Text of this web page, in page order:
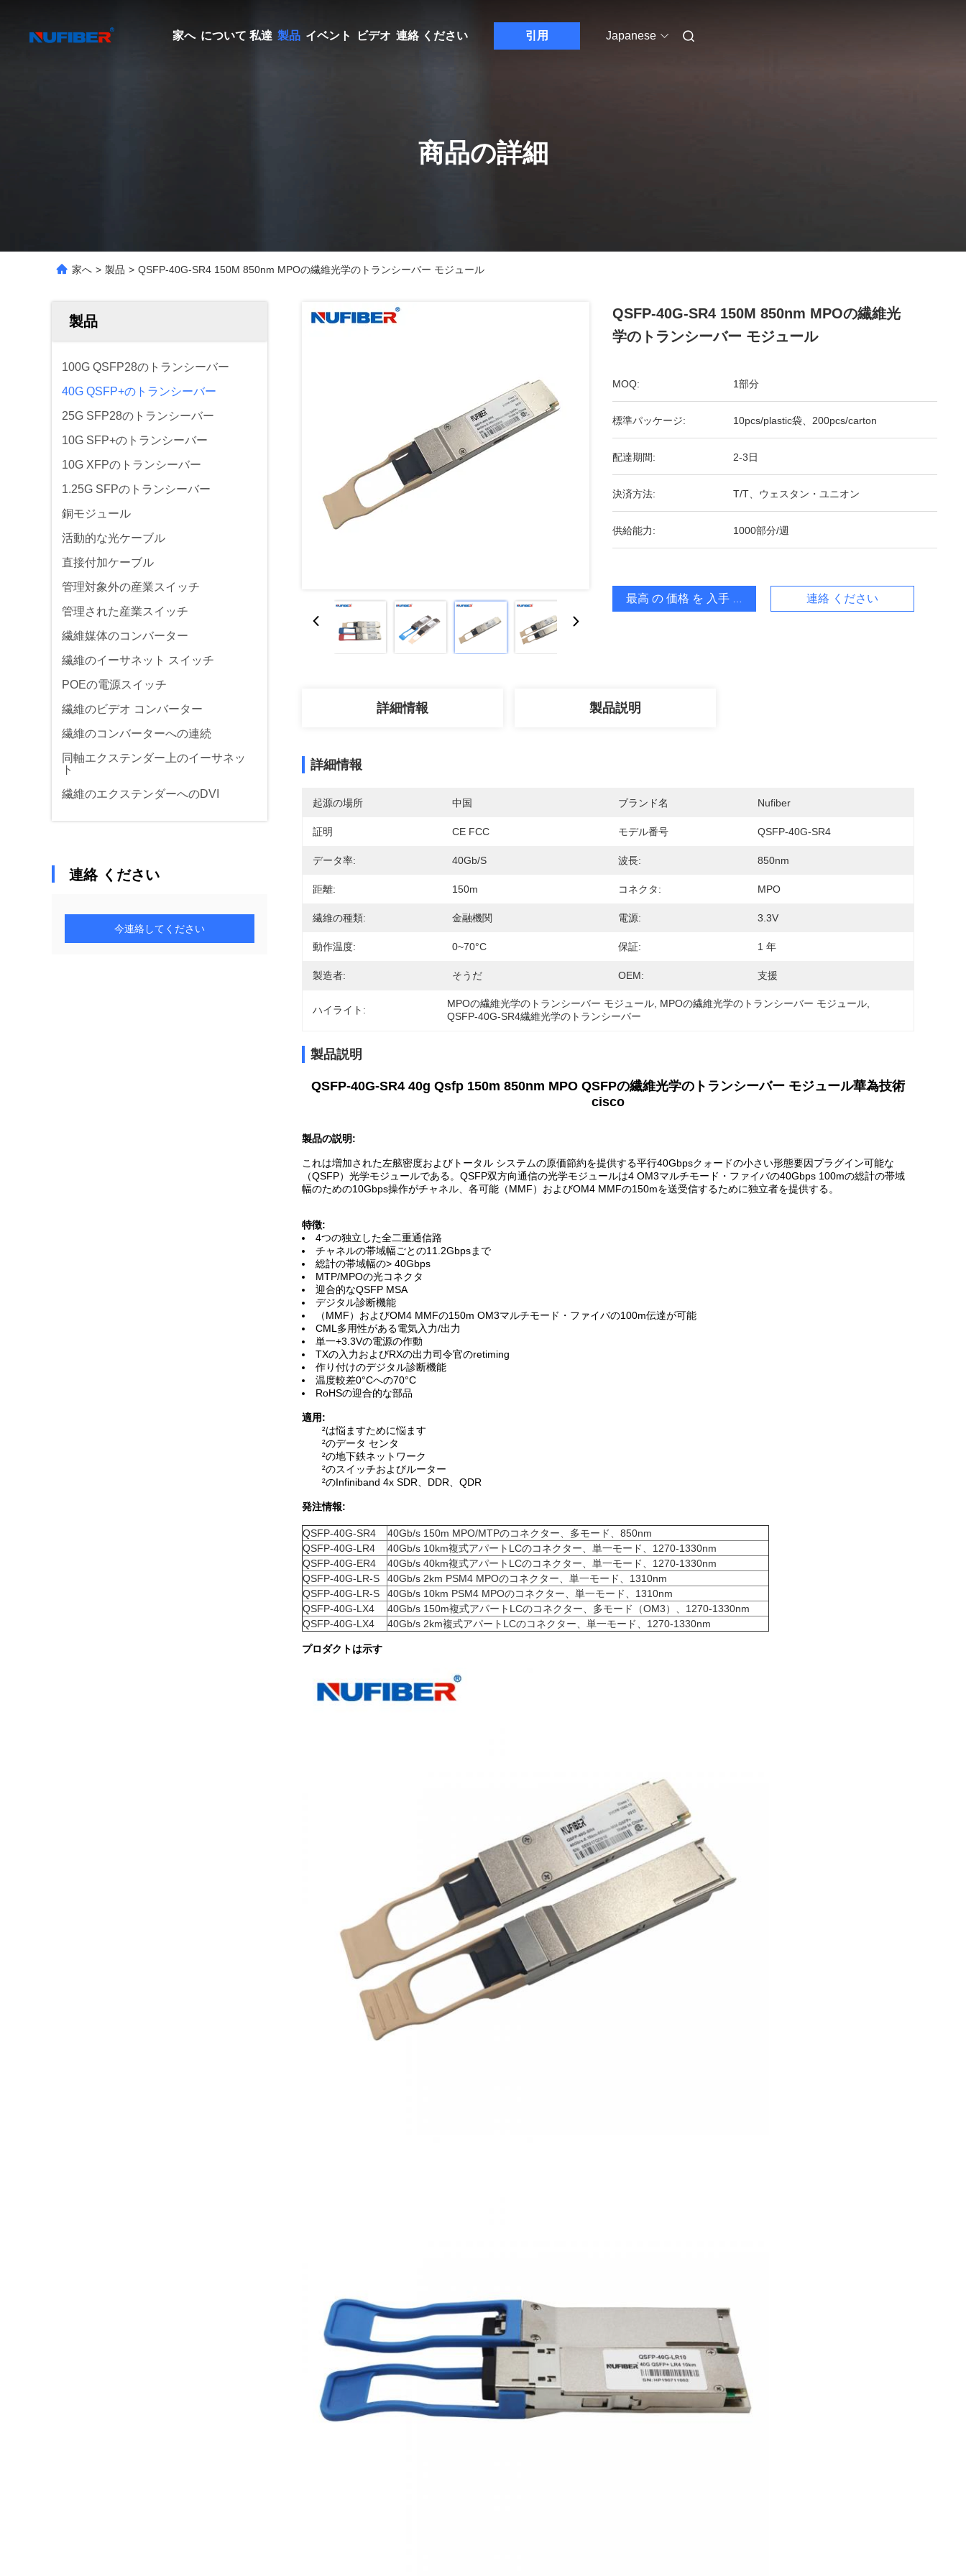
家へ について 私達 製品 イベント ビデオ 連絡 ください 引用 Japanese
商品の詳細
家へ > 製品 > QSFP-40G-SR4 150M 850nm MPOの繊維光学のトランシーバー モジュール
製品
100G QSFP28のトランシーバー
40G QSFP+のトランシーバー
25G SFP28のトランシーバー
10G SFP+のトランシーバー
10G XFPのトランシーバー
1.25G SFPのトランシーバー
銅モジュール
活動的な光ケーブル
直接付加ケーブル
管理対象外の産業スイッチ
管理された産業スイッチ
繊維媒体のコンバーター
繊維のイーサネット スイッチ
POEの電源スイッチ
繊維のビデオ コンバーター
繊維のコンバーターへの連続
同軸エクステンダー上のイーサネッ
ト
繊維のエクステンダーへのDVI
連絡 ください
今連絡してください
QSFP-40G-SR4 150M 850nm MPOの繊維光
学のトランシーバー モジュール
MOQ: 1部分
標準パッケージ: 10pcs/plastic袋、200pcs/carton
配達期間: 2-3日
決済方法: T/T、ウェスタン・ユニオン
供給能力: 1000部分/週
最高 の 価格 を 入手 する 連絡 ください
詳細情報 製品説明
詳細情報
起源の場所 中国 ブランド名 Nufiber
証明 CE FCC モデル番号 QSFP-40G-SR4
データ率: 40Gb/s 波長: 850nm
距離: 150m コネクタ: MPO
繊維の種類: 金融機関 電源: 3.3V
動作温度: 0~70°C 保証: 1 年
製造者: そうだ OEM: 支援
ハイライト:
MPOの繊維光学のトランシーバー モジュール MPOの繊維光学のトランシーバー モジュール
QSFP-40G-SR4繊維光学のトランシーバー
製品説明
QSFP-40G-SR4 40g Qsfp 150m 850nm MPO QSFPの繊維光学のトランシーバー モジュール華為技術
cisco
製品の説明:
これは増加された左舷密度およびトータル システムの原価節約を提供する平行40Gbpsクォードの小さい形態要因プラグイン可能な
（QSFP）光学モジュールである。QSFP双方向通信の光学モジュールは4 OM3マルチモード・ファイバの40Gbps 100mの総計の帯域
幅のための10Gbps操作がチャネル、各可能（MMF）およびOM4 MMFの150mを送受信するために独立者を提供する。
特徴:
4つの独立した全二重通信路
チャネルの帯域幅ごとの11.2Gbpsまで
総計の帯域幅の> 40Gbps
MTP/MPOの光コネクタ
迎合的なQSFP MSA
デジタル診断機能
（MMF）およびOM4 MMFの150m OM3マルチモード・ファイバの100m伝達が可能
CML多用性がある電気入力/出力
単一+3.3Vの電源の作動
TXの入力およびRXの出力司令官のretiming
作り付けのデジタル診断機能
温度較差0°Cへの70°C
RoHSの迎合的な部品
適用:
²は悩ますために悩ます
²のデータ センタ
²の地下鉄ネットワーク
²のスイッチおよびルーター
²のInfiniband 4x SDR、DDR、QDR
発注情報:
QSFP-40G-SR4
40Gb/s 150m MPO/MTPのコネクター、多モード、850nm
QSFP-40G-LR4
40Gb/s 10km複式アパートLCのコネクター、単一モード、 1270-1330nm
QSFP-40G-ER4
40Gb/s 40km複式アパートLCのコネクター、単一モード、 1270-1330nm
QSFP-40G-LR-S
40Gb/s 2km PSM4 MPOのコネクター、単一モード、 1310nm
QSFP-40G-LR-S
40Gb/s 10km PSM4 MPOのコネクター、単一モード、 1310nm
QSFP-40G-LX4
40Gb/s 150m複式アパートLCのコネクター、多モード（OM3）、 1270-1330nm
QSFP-40G-LX4
40Gb/s 2km複式アパートLCのコネクター、単一モード、 1270-1330nm
プロダクトは示す